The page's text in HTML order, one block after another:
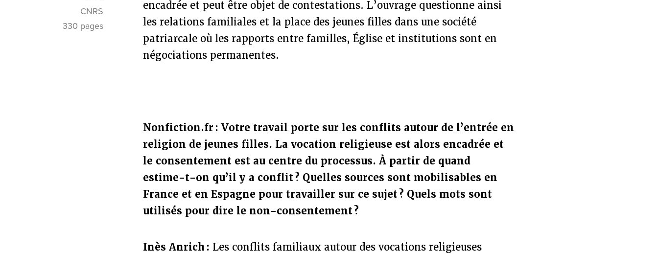
CNRS
330 pages
encadrée et peut être objet de contestations. L’ouvrage questionne ainsi
les relations familiales et la place des jeunes filles dans une société
patriarcale où les rapports entre familles, Église et institutions sont en
négociations permanentes.
Nonfiction.fr : Votre travail porte sur les conflits autour de l’entrée en
religion de jeunes filles. La vocation religieuse est alors encadrée et
le consentement est au centre du processus. À partir de quand
estime-t-on qu’il y a conflit ? Quelles sources sont mobilisables en
France et en Espagne pour travailler sur ce sujet ? Quels mots sont
utilisés pour dire le non-consentement ?
Inès Anrich : Les conflits familiaux autour des vocations religieuses